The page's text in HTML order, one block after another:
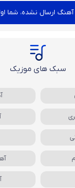
ارسال نشده، شما
سبک های موزیک